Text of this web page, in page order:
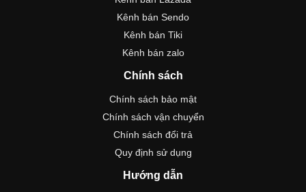
Kênh bán Sendo
Kênh bán Tiki
Kênh bán zalo
Chính sách
Chính sách bảo mật
Chính sách vận chuyển
Chính sách đổi trả
Quy định sử dụng
Hướng dẫn